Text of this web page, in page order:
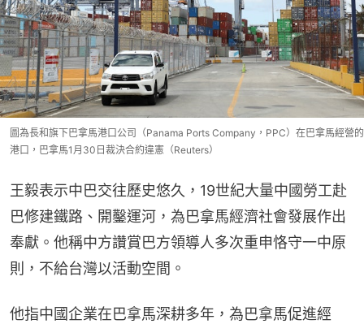
圖為長和旗下巴拿馬港口公司（Panama Ports Company，PPC）在巴拿馬經營的
港口，巴拿馬1月30日裁決合約違憲（Reuters）
王毅表示中巴交往歷史悠久，19世紀大量中國勞工赴
巴修建鐵路、開鑿運河，為巴拿馬經濟社會發展作出
奉獻。他稱中方讚賞巴方領導人多次重申恪守一中原
則，不給台灣以活動空間。
他指中國企業在巴拿馬深耕多年，為巴拿馬促進經